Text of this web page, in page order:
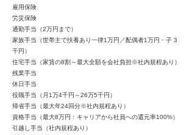
雇用保険
労災保険
通勤手当（2万円まで）
家族手当（世帯主で扶養あり一律1万円／配偶者1万円・子 3
千円）
住宅手当（家賃の8割～最大全額を会社負担※社内規程あり）
残業手当
休日手当
役職手当（月1万4千円～26万5千円）
帰省手当（最大年24回分※社内規程あり）
資格手当（最大8万円：キャリアから社員への還元率100%）
引越し手当（社内規程あり）